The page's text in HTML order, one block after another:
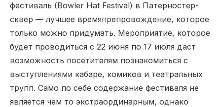
фестиваль (Bowler Hat Festival) в Патерностер-
сквер — лучшее времяпрепровождение, которое
только можно придумать. Мероприятие, которое
будет проводиться с 22 июня по 17 июля даст
возможность посетителям познакомиться с
выступлениями кабаре, комиков и театральных
трупп. Само по себе содержание фестиваля не
является чем то экстраординарным, однако